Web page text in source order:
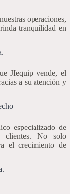
operaciones,
tranquilidad en
JIequip vende, el
a su atención y
especializado de
clientes. No solo
el crecimiento de